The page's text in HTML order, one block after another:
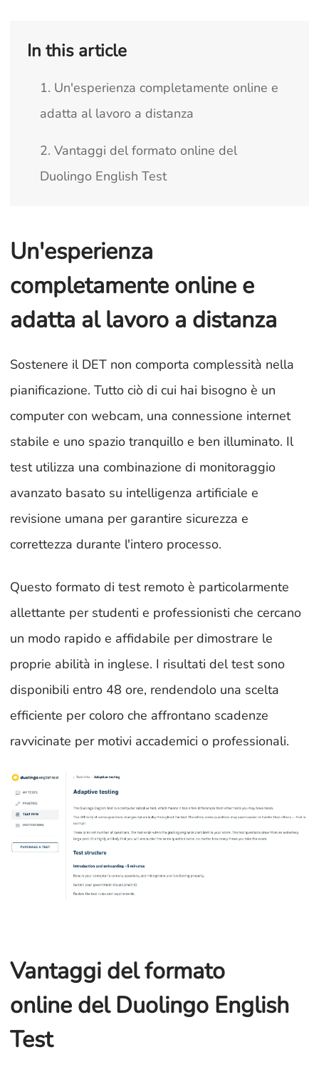
In this article
1. Un'esperienza completamente online e
adatta al lavoro a distanza
2. Vantaggi del formato online del
Duolingo English Test
Un'esperienza
completamente online e
adatta al lavoro a distanza
Sostenere il DET non comporta complessità nella
pianificazione. Tutto ciò di cui hai bisogno è un
computer con webcam, una connessione internet
stabile e uno spazio tranquillo e ben illuminato. Il
test utilizza una combinazione di monitoraggio
avanzato basato su intelligenza artificiale e
revisione umana per garantire sicurezza e
correttezza durante l'intero processo.
Questo formato di test remoto è particolarmente
allettante per studenti e professionisti che cercano
un modo rapido e affidabile per dimostrare le
proprie abilità in inglese. I risultati del test sono
disponibili entro 48 ore, rendendolo una scelta
efficiente per coloro che affrontano scadenze
ravvicinate per motivi accademici o professionali.
Vantaggi del formato
online del Duolingo English
Test